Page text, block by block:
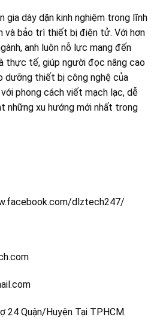
gia dày dặn kinh nghiệm trong lĩnh
và bảo trì thiết bị điện tử. Với hơn
anh luôn nỗ lực mang đến
thực tế, giúp người đọc nâng cao
dưỡng thiết bị công nghệ của
phong cách viết mạch lạc, dễ
những xu hướng mới nhất trong
dlztech247/
24 Quận/Huyện Tại TPHCM.